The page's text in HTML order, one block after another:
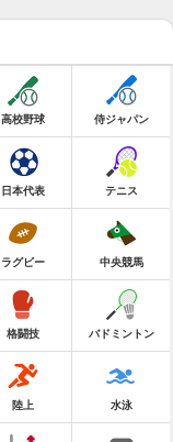
高校野球 侍ジャパン
日本代表 テニス
ラグビー 中央競馬
格闘技 バドミントン
陸上 水泳